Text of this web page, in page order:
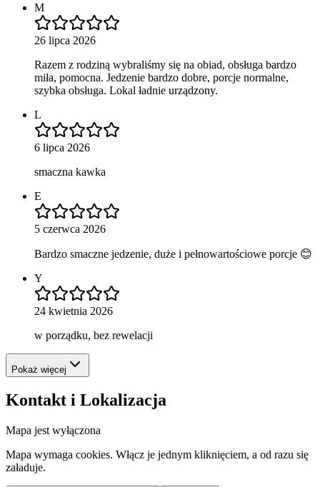
M
26 lipca 2026
Razem z rodziną wybraliśmy się na obiad, obsługa bardzo
miła, pomocna. Jedzenie bardzo dobre, porcje normalne,
szybka obsługa. Lokal ładnie urządzony.
L
6 lipca 2026
smaczna kawka
E
5 czerwca 2026
Bardzo smaczne jedzenie, duże i pełnowartościowe porcje 😊
Y
24 kwietnia 2026
w porządku, bez rewelacji
Pokaż więcej
Kontakt i Lokalizacja
Mapa jest wyłączona
Mapa wymaga cookies. Włącz je jednym kliknięciem, a od razu się
załaduje.